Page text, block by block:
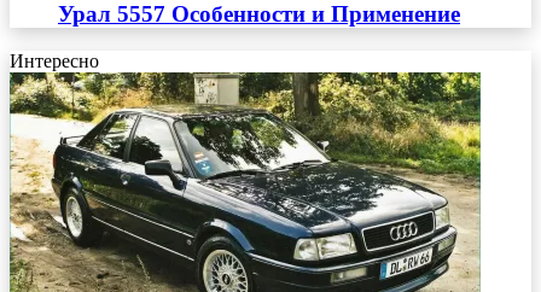
Урал 5557 Особенности и Применение
Интересно